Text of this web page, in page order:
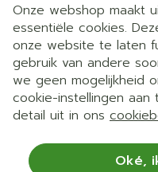
Onze webshop maakt
essentiële cookies.
onze website te laten
gebruik van andere
we geen mogelijkheid
cookie-instellingen
detail uit in ons
Oké,
Juridische links